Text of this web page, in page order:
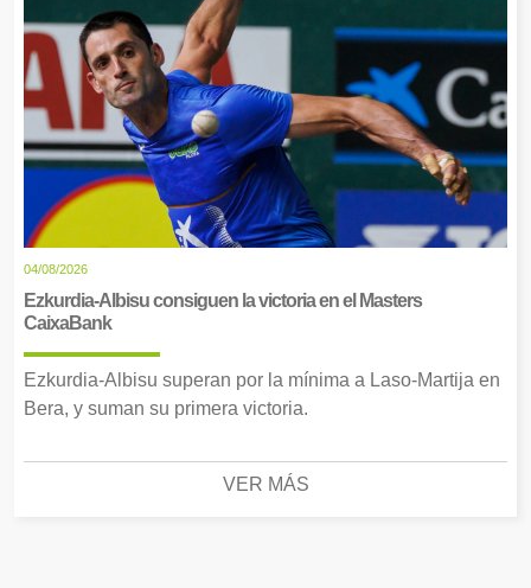
04/08/2026
Ezkurdia-Albisu consiguen la victoria en el Masters
CaixaBank
Ezkurdia-Albisu superan por la mínima a Laso-Martija en
Bera, y suman su primera victoria.
VER MÁS